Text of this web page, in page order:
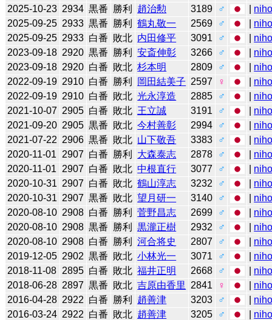
2025-10-23 2934 黒番 勝利 趙治勲 3189 ♂
2025-09-25 2933 黒番 勝利 鶴丸敬一 2569 ♂
2025-09-25 2933 白番 敗北 内田修平 3091 ♂
2023-09-18 2920 黒番 勝利 安斎伸彰 3266 ♂
2023-09-18 2920 白番 敗北 杉本明 2809 ♂
2022-09-19 2910 白番 勝利 岡田結美子 2597 ♀
2022-09-19 2910 白番 敗北 光永淳造 2885 ♂
2021-10-07 2905 白番 敗北 王立誠 3191 ♂
2021-09-20 2905 黒番 敗北 今村善彰 2994 ♂
2021-07-22 2906 黒番 敗北 山下敬吾 3383 ♂
2020-11-01
2907 白番 勝利 大森泰志 2878 ♂
2020-11-01
2907 白番 敗北 中根直行 3077 ♂
2020-10-31 2907 白番 敗北 鶴山淳志 3232 ♂
2020-10-31 2907 黒番 敗北 望月研一 3140 ♂
2020-08-10 2908 白番 勝利 菅野昌志 2699 ♂
2020-08-10 2908 黒番 勝利 黒瀧正樹 2932 ♂
2020-08-10 2908 白番 勝利 河合将史 2807 ♂
2019-12-05 2902 黒番 敗北 小林光一 3071 ♂
2018-11-08 2895 白番 敗北 福井正明 2668 ♂
2018-06-28 2897 黒番 敗北 吉原由香里 2841 ♀
2016-04-28 2922 白番 勝利 趙善津 3203 ♂
2016-03-24 2922 白番 敗北 趙善津 3205 ♂